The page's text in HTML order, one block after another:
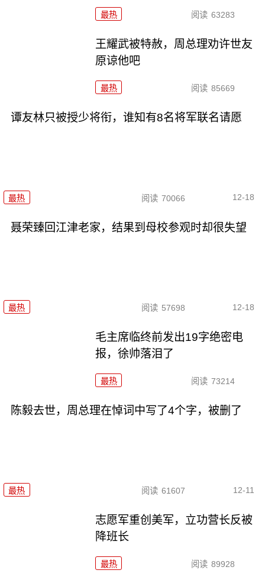
最热 阅读 63283
王耀武被特赦，周总理劝许世友
原谅他吧
最热 阅读 85669
谭友林只被授少将衔，谁知有8名将军联名请愿
最热 阅读 70066 12-18
聂荣臻回江津老家，结果到母校参观时却很失望
最热 阅读 57698 12-18
毛主席临终前发出19字绝密电
报，徐帅落泪了
最热 阅读 73214
陈毅去世，周总理在悼词中写了4个字，被删了
最热 阅读 61607 12-11
志愿军重创美军，立功营长反被
降班长
最热 阅读 89928